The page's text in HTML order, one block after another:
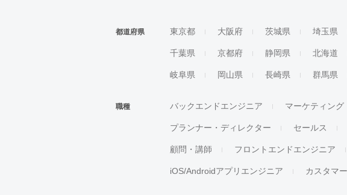
都道府県 東京都 大阪府 茨城県 埼玉県
千葉県 京都府 静岡県 北海道
岐阜県 岡山県 長崎県 群馬県
職種 バックエンドエンジニア マーケティング
プランナー・ディレクター セールス
顧問・講師 フロントエンドエンジニア
iOS/Androidアプリエンジニア カスタマ